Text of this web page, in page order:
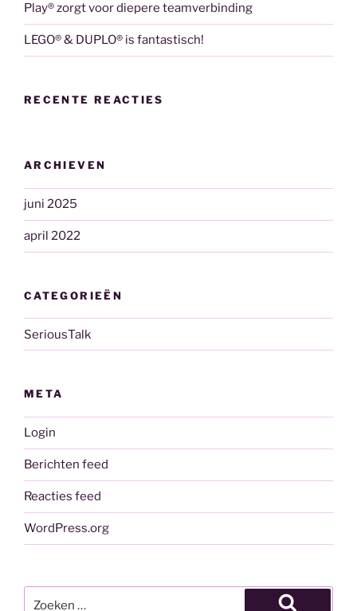
Play® zorgt voor diepere teamverbinding
LEGO® & DUPLO® is fantastisch!
RECENTE REACTIES
ARCHIEVEN
juni 2025
april 2022
CATEGORIEËN
SeriousTalk
META
Login
Berichten feed
Reacties feed
WordPress.org